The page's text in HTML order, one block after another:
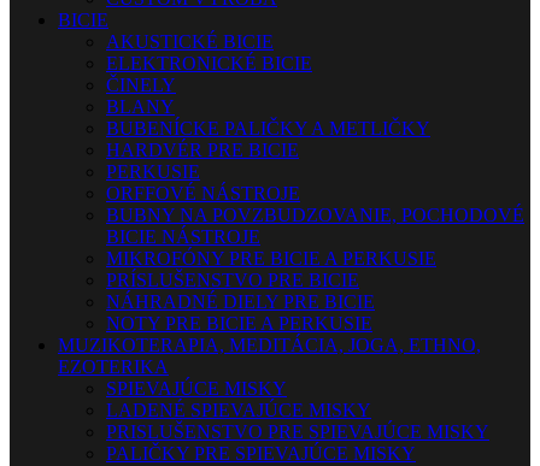
BICIE
AKUSTICKÉ BICIE
ELEKTRONICKÉ BICIE
ČINELY
BLANY
BUBENÍCKE PALIČKY A METLIČKY
HARDVÉR PRE BICIE
PERKUSIE
ORFFOVÉ NÁSTROJE
BUBNY NA POVZBUDZOVANIE, POCHODOVÉ
BICIE NÁSTROJE
MIKROFÓNY PRE BICIE A PERKUSIE
PRÍSLUŠENSTVO PRE BICIE
NÁHRADNÉ DIELY PRE BICIE
NOTY PRE BICIE A PERKUSIE
MUZIKOTERAPIA, MEDITÁCIA, JOGA, ETHNO,
EZOTERIKA
SPIEVAJÚCE MISKY
LADENÉ SPIEVAJÚCE MISKY
PRISLUŠENSTVO PRE SPIEVAJÚCE MISKY
PALIČKY PRE SPIEVAJÚCE MISKY